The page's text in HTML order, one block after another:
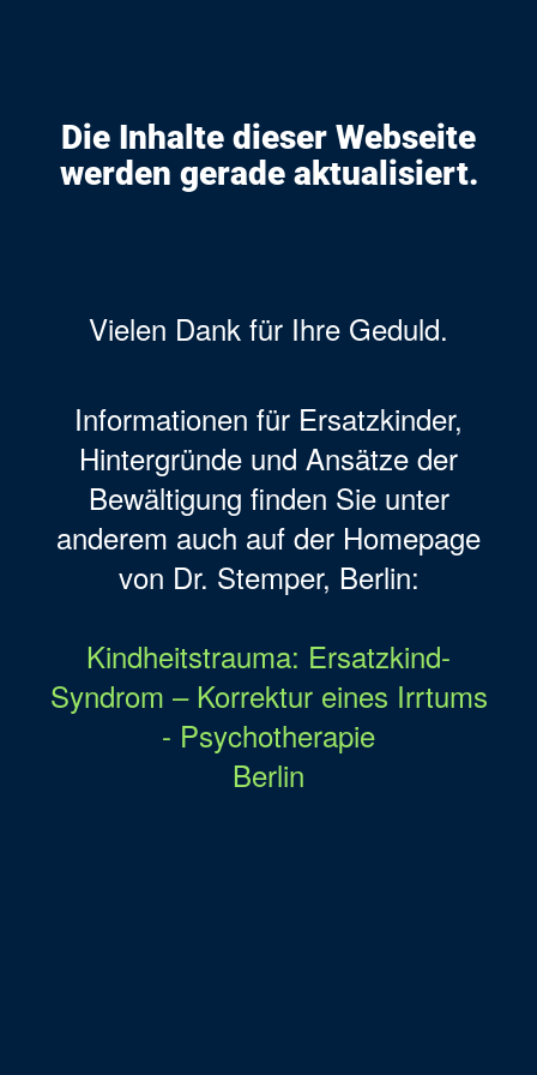
Die Inhalte dieser Webseite
werden gerade aktualisiert.
Vielen Dank für Ihre Geduld.
Informationen für Ersatzkinder,
Hintergründe und Ansätze der
Bewältigung finden Sie unter
anderem auch auf der Homepage
von Dr. Stemper, Berlin:
Kindheitstrauma: Ersatzkind-
Syndrom – Korrektur eines Irrtums
- Psychotherapie
Berlin